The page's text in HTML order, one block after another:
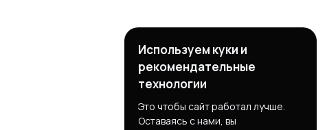
Используем куки и
рекомендательные
технологии
Это чтобы сайт работал лучше.
Оставаясь с нами, вы